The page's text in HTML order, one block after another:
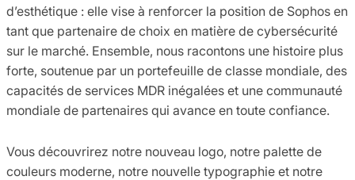
d’esthétique : elle vise à renforcer la position de Sophos en
tant que partenaire de choix en matière de cybersécurité
sur le marché. Ensemble, nous racontons une histoire plus
forte, soutenue par un portefeuille de classe mondiale, des
capacités de services MDR inégalées et une communauté
mondiale de partenaires qui avance en toute confiance.
Vous découvrirez notre nouveau logo, notre palette de
couleurs moderne, notre nouvelle typographie et notre